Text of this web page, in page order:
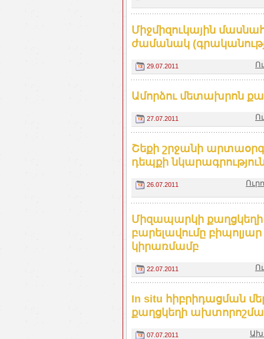
Միջմիզուկային
ժամանակ
29.07.2011
Ամորձու մետախրոն
27.07.2011
Շեքի շրջանի
դեպքի
26.07.2011
Միզապարկի քաղցկեղի
բարելավումը
կիրառմամբ
22.07.2011
In situ հիբրիդացման
քաղցկեղի
07.07.2011